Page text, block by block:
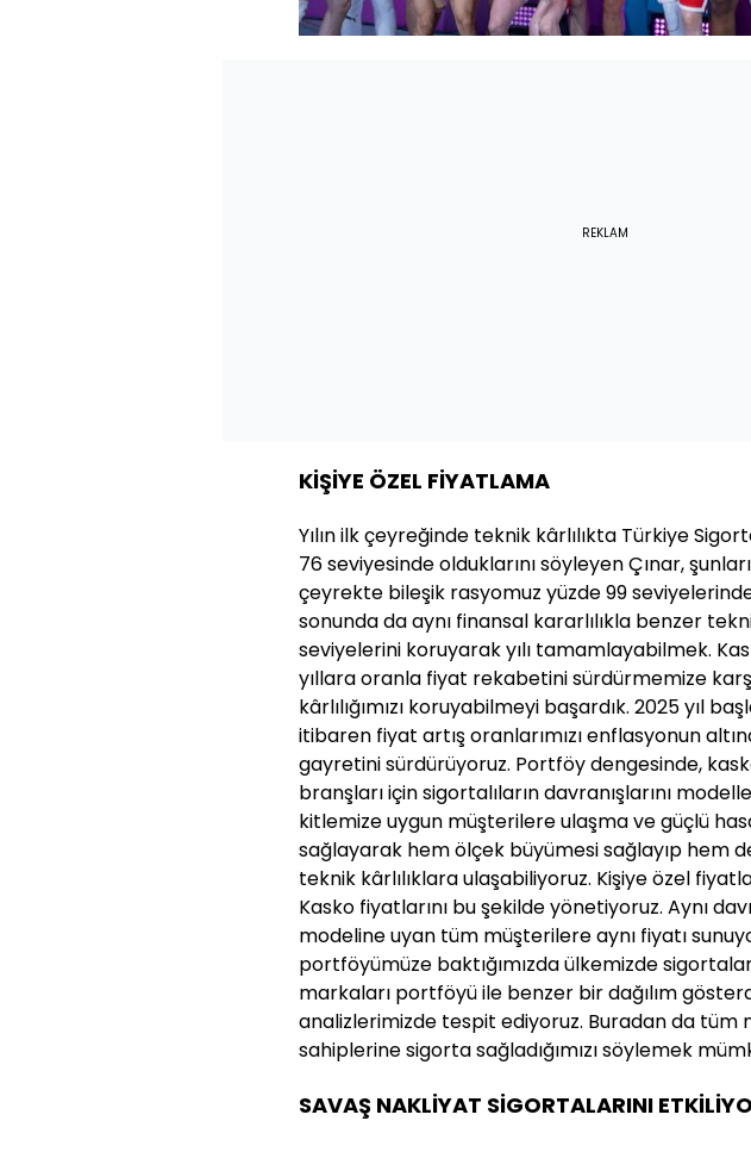
REKLAM
KİŞİYE ÖZEL FİYATLAMA
Yılın ilk çeyreğinde teknik kârlılıkta Türkiye
76 seviyesinde olduklarını söyleyen Çınar,
çeyrekte bileşik rasyomuz yüzde 99
sonunda da aynı finansal kararlılıkla benzer
seviyelerini koruyarak yılı tamamlayabilmek.
yıllara oranla fiyat rekabetini sürdürmemize
kârlılığımızı koruyabilmeyi başardık. 2025 yıl
itibaren fiyat artış oranlarımızı enflasyonun
gayretini sürdürüyoruz. Portföy dengesinde,
branşları için sigortalıların davranışlarını
kitlemize uygun müşterilere ulaşma ve güçlü
sağlayarak hem ölçek büyümesi sağlayıp hem
teknik kârlılıklara ulaşabiliyoruz. Kişiye özel
Kasko fiyatlarını bu şekilde yönetiyoruz. Aynı
modeline uyan tüm müşterilere aynı fiyatı
portföyümüze baktığımızda ülkemizde
markaları portföyü ile benzer bir dağılım
analizlerimizde tespit ediyoruz. Buradan da tüm
sahiplerine sigorta sağladığımızı söylemek
SAVAŞ NAKLİYAT SİGORTALARINI